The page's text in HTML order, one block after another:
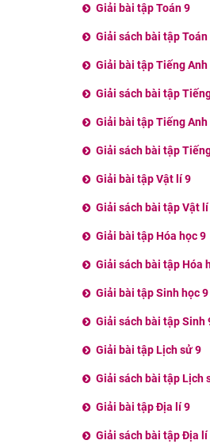
Giải bài tập Toán 9
Giải sách bài tập Toán
Giải bài tập Tiếng Anh
Giải sách bài tập
Giải bài tập Tiếng
Giải sách bài tập
Giải bài tập Vật lí 9
Giải sách bài tập Vật lí
Giải bài tập Hóa học 9
Giải sách bài tập Hóa
Giải bài tập Sinh học 9
Giải sách bài tập Sinh
Giải bài tập Lịch sử 9
Giải sách bài tập Lịch
Giải bài tập Địa lí 9
Giải sách bài tập Địa lí